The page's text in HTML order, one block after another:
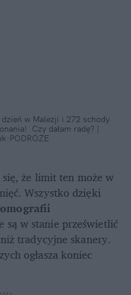
dzień w Malezji i 272 schody
Czy dałam radę? |
że limit ten może w
Wszystko dzięki
są w stanie prześwietlić
tradycyjne skanery.
ogłasza koniec